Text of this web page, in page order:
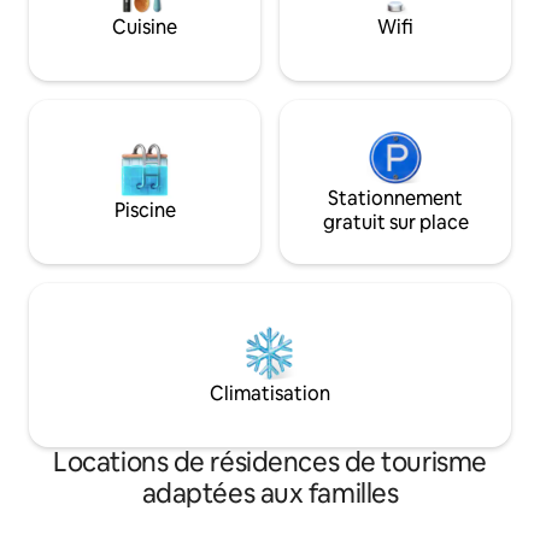
Place du Revely ; c’est un joyau
discrètement niché dans les parties les
parking municipal
de l’immeuble
Cuisine Wifi
Piscine
Stationnement
gratuit sur place
Climatisation
Locations de résidences de tourisme
adaptées aux familles